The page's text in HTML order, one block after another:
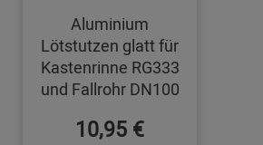
Aluminium
Lötstutzen glatt für
Kastenrinne RG333
und Fallrohr DN100
10,95 €